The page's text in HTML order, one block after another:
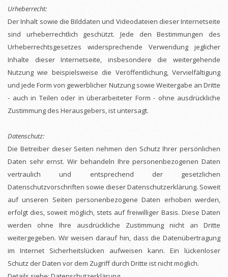
Urheberrecht:
Der Inhalt sowie die Bilddaten und Videodateien dieser Internetseite
sind urheberrechtlich geschützt. Jede den Bestimmungen des
Urheberrechtsgesetzes widersprechende Verwendung jeglicher
Inhalte dieser Internetseite, insbesondere die weitergehende
Nutzung wie beispielsweise die Veröffentlichung, Vervielfältigung
und jede Form von gewerblicher Nutzung sowie Weitergabe an Dritte
- auch in Teilen oder in überarbeiteter Form - ohne ausdrückliche
Zustimmung des Herausgebers, ist untersagt.
Datenschutz:
Die Betreiber dieser Seiten nehmen den Schutz Ihrer persönlichen
Daten sehr ernst. Wir behandeln Ihre personenbezogenen Daten
vertraulich und entsprechend der gesetzlichen
Datenschutzvorschriften sowie dieser Datenschutzerklärung. Soweit
auf unseren Seiten personenbezogene Daten erhoben werden,
erfolgt dies, soweit möglich, stets auf freiwilliger Basis. Diese Daten
werden ohne Ihre ausdrückliche Zustimmung nicht an Dritte
weitergegeben. Wir weisen darauf hin, dass die Datenübertragung
im Internet Sicherheitslücken aufweisen kann. Ein lückenloser
Schutz der Daten vor dem Zugriff durch Dritte ist nicht möglich.